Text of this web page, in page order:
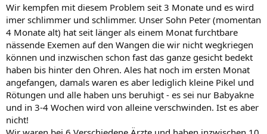
Wir kempfen mit diesem Problem seit 3 Monate und es wird
imer schlimmer und schlimmer. Unser Sohn Peter (momentan
4 Monate alt) hat seit länger als einem Monat furchtbare
nässende Exemen auf den Wangen die wir nicht wegkriegen
können und inzwischen schon fast das ganze gesicht bedekt
haben bis hinter den Ohren. Ales hat noch im ersten Monat
angefangen, damals waren es aber lediglich kleine Pikel und
Rötungen und alle haben uns beruhigt - es sei nur Babyakne
und in 3-4 Wochen wird von alleine verschwinden. Ist es aber
nicht!